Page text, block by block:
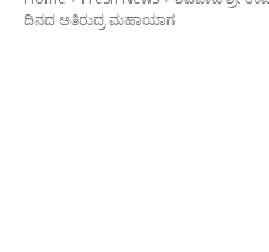
ದಿನದ ಅತಿರುದ್ರ ಮಹಾಯಾಗ